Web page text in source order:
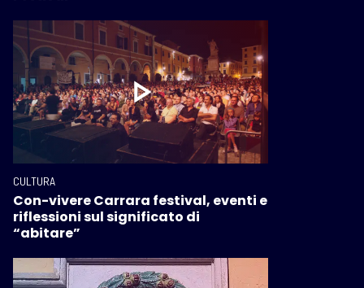
CULTURA
Con-vivere Carrara festival, eventi e
riflessioni sul significato di
“abitare”